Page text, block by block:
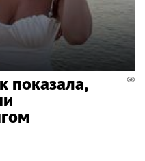
показала,